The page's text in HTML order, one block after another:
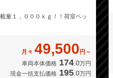
量１，０００ｋｇ！！荷室ベッ
月々49,500 円～
車両本体価格 174.0万円
現金一括支払価格 195.0万円